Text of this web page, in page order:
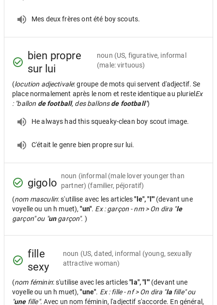
Mes deux frères ont été boy scouts.
bien propre
sur lui
noun (US, figurative, informal
(male: virtuous)
(locution adjectivale: groupe de mots qui servent d'adjectif. Se
place normalement après le nom et reste identique au pluriel Ex
: "ballon de football, des ballonsde football")
He always had this squeaky-clean boy scout image.
C'était le genre bien propre sur lui.
gigolo
noun (informal (male lover younger than
partner) (familier, péjoratif)
(nom masculin: s'utilise avec les articles"le", "l'" (devant une
voyelle ou un h muet),"un". Ex : garçon - nm > On dira "le
garçon" ou "ungarçon". )
fille
sexy
noun (US, dated, informal (young, sexually
attractive woman)
(nom féminin: s'utilise avec les articles"la", "l'" (devant une
voyelle ou un h muet),"une". Ex : fille - nf > On dira "lafille" ou
"unefille". Avec un nom féminin, l'adjectif s'accorde. En général,